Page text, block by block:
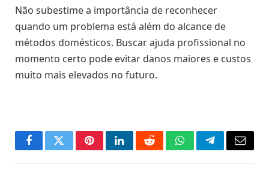
Não subestime a importância de reconhecer
quando um problema está além do alcance de
métodos domésticos. Buscar ajuda profissional no
momento certo pode evitar danos maiores e custos
muito mais elevados no futuro.
FacebookTwitterPinterestLinkedInRedditWhatsAppTelegramEmail